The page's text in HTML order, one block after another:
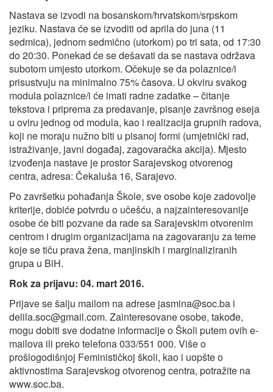
Nastava se izvodi na bosanskom/hrvatskom/srpskom
jeziku. Nastava će se izvoditi od aprila do juna (11
sedmica), jednom sedmično (utorkom) po tri sata, od 17:30
do 20:30. Ponekad će se dešavati da se nastava održava
subotom umjesto utorkom. Očekuje se da polaznice/i
prisustvuju na minimalno 75% časova. U okviru svakog
modula polaznice/i će imati radne zadatke – čitanje
tekstova i priprema za predavanje, pisanje završnog eseja
u oviru jednog od modula, kao i realizacija grupnih radova,
koji ne moraju nužno biti u pisanoj formi (umjetnički rad,
istraživanje, javni događaj, zagovaračka akcija). Mjesto
izvođenja nastave je prostor Sarajevskog otvorenog
centra, adresa: Čekaluša 16, Sarajevo.
Po završetku pohađanja Škole, sve osobe koje zadovolje
kriterije, dobiće potvrdu o učešću, a najzainteresovanije
osobe će biti pozvane da rade sa Sarajevskim otvorenim
centrom i drugim organizacijama na zagovaranju za teme
koje se tiču prava žena, manjinskih i marginaliziranih
grupa u BiH.
Rok za prijavu: 04. mart 2016.
Prijave se šalju mailom na adrese jasmina@soc.ba i
delila.soc@gmail.com. Zainteresovane osobe, takođe,
mogu dobiti sve dodatne informacije o Školi putem ovih e-
mailova ili preko telefona 033/551 000. Više o
prošlogodišnjoj Feminističkoj školi, kao i uopšte o
aktivnostima Sarajevskog otvorenog centra, potražite na
www.soc.ba.